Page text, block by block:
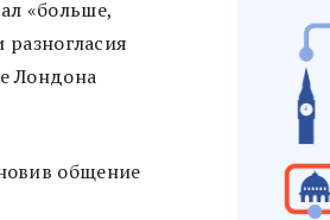
«больше,
Лондона
общение